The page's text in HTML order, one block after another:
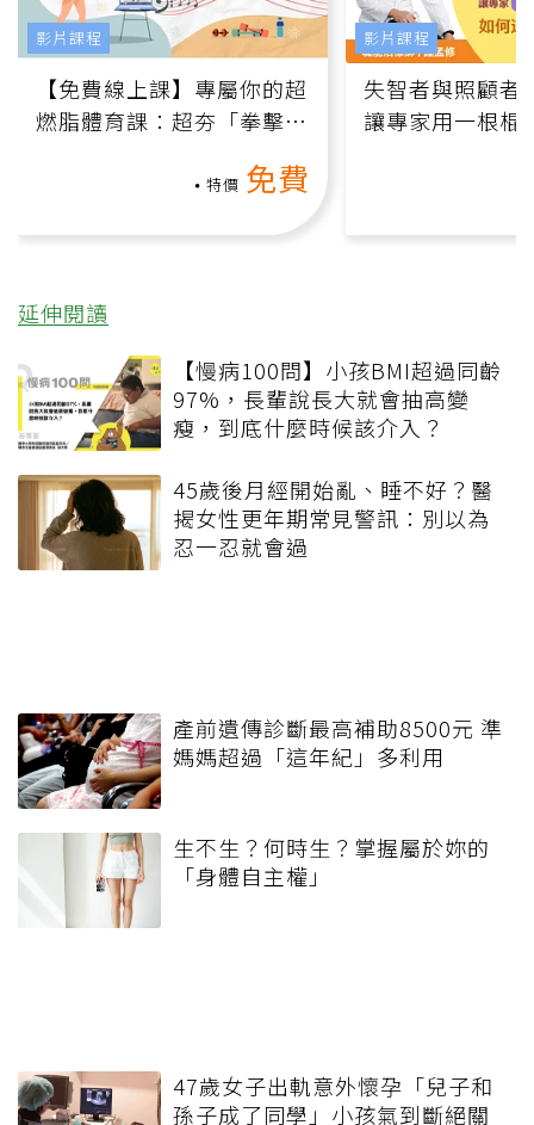
【免費線上課】專屬你的超
燃脂體育課：超夯「拳擊有
特價 免費
影片課程
失智者與照顧者
讓專家用一根棍
影片課程
延伸閱讀
【慢病100問】小孩BMI超過同齡
97%，長輩說長大就會抽高變
瘦，到底什麼時候該介入？
45歲後月經開始亂、睡不好？醫
揭女性更年期常見警訊：別以為
忍一忍就會過
產前遺傳診斷最高補助8500元 準
媽媽超過「這年紀」多利用
生不生？何時生？掌握屬於妳的
「身體自主權」
47歲女子出軌意外懷孕「兒子和
孫子成了同學」小孩氣到斷絕關